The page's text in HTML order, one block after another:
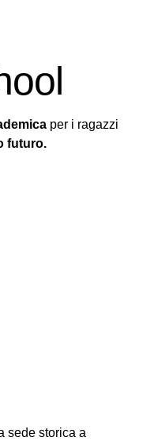
per i ragazzi
futuro.
sede storica a